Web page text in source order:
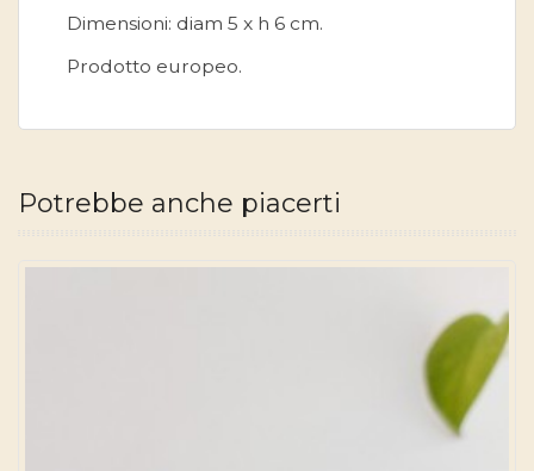
Dimensioni: diam 5 x h 6 cm.
Prodotto europeo.
Potrebbe anche piacerti